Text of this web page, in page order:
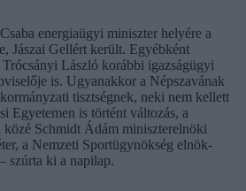
energiaügyi miniszter helyére a
Jászai Gellért került. Egyébként
László korábbi igazságügyi
is. Ugyanakkor a Népszavának
tisztségnek, neki nem kellett
Egyetemen is történt változás, a
Schmidt Ádám miniszterelnöki
a Nemzeti Sportügynökség elnök-
szúrta ki a napilap.